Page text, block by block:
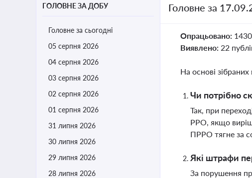
ГОЛОВНЕ ЗА ДОБУ
Головне за сьогодні
05 серпня 2026
04 серпня 2026
03 серпня 2026
02 серпня 2026
01 серпня 2026
31 липня 2026
30 липня 2026
29 липня 2026
28 липня 2026
Головне за
Опрацьовано:
Виявлено: 22
На основі
Чи потрібно
Так, при
РРО, якщо
ПРРО тягне за
Які штрафи
За порушення